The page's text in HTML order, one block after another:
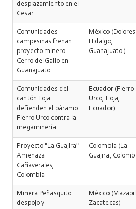
desplazamiento en el
Cesar
Comunidades
campesinas frenan
proyecto minero
Cerro del Gallo en
Guanajuato
México (Dolores
Hidalgo,
Guanajuato )
Comunidades del
cantón Loja
defienden el páramo
Fierro Urco contra la
megaminería
Ecuador (Fierro
Urco, Loja,
Ecuador)
Proyecto "La Guajira"
Amenaza
Cañaverales,
Colombia
Colombia (La
Guajira,
Minera Peñasquito:
despojo y
México
Zacatecas)